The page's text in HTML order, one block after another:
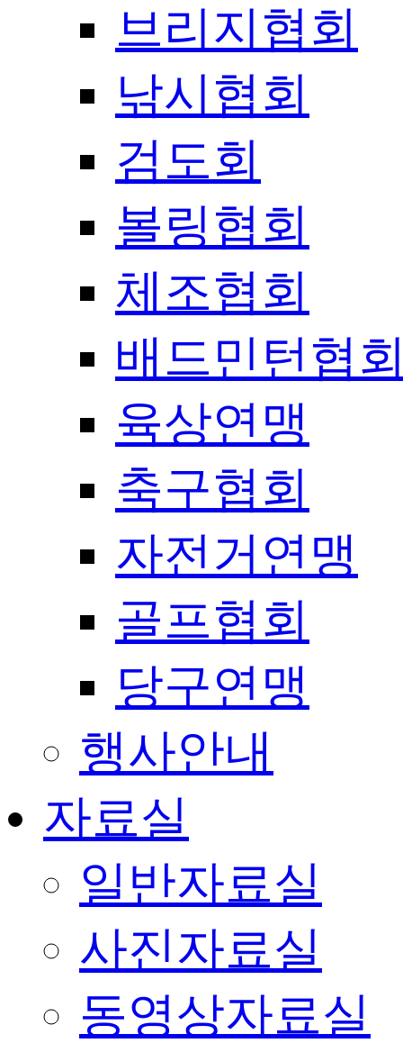
브리지협회
낚시협회
검도회
볼링협회
체조협회
배드민턴협
육상연맹
축구협회
자전거연맹
골프협회
당구연맹
행사안내
자료실
일반자료실
사진자료실
동영상자료실